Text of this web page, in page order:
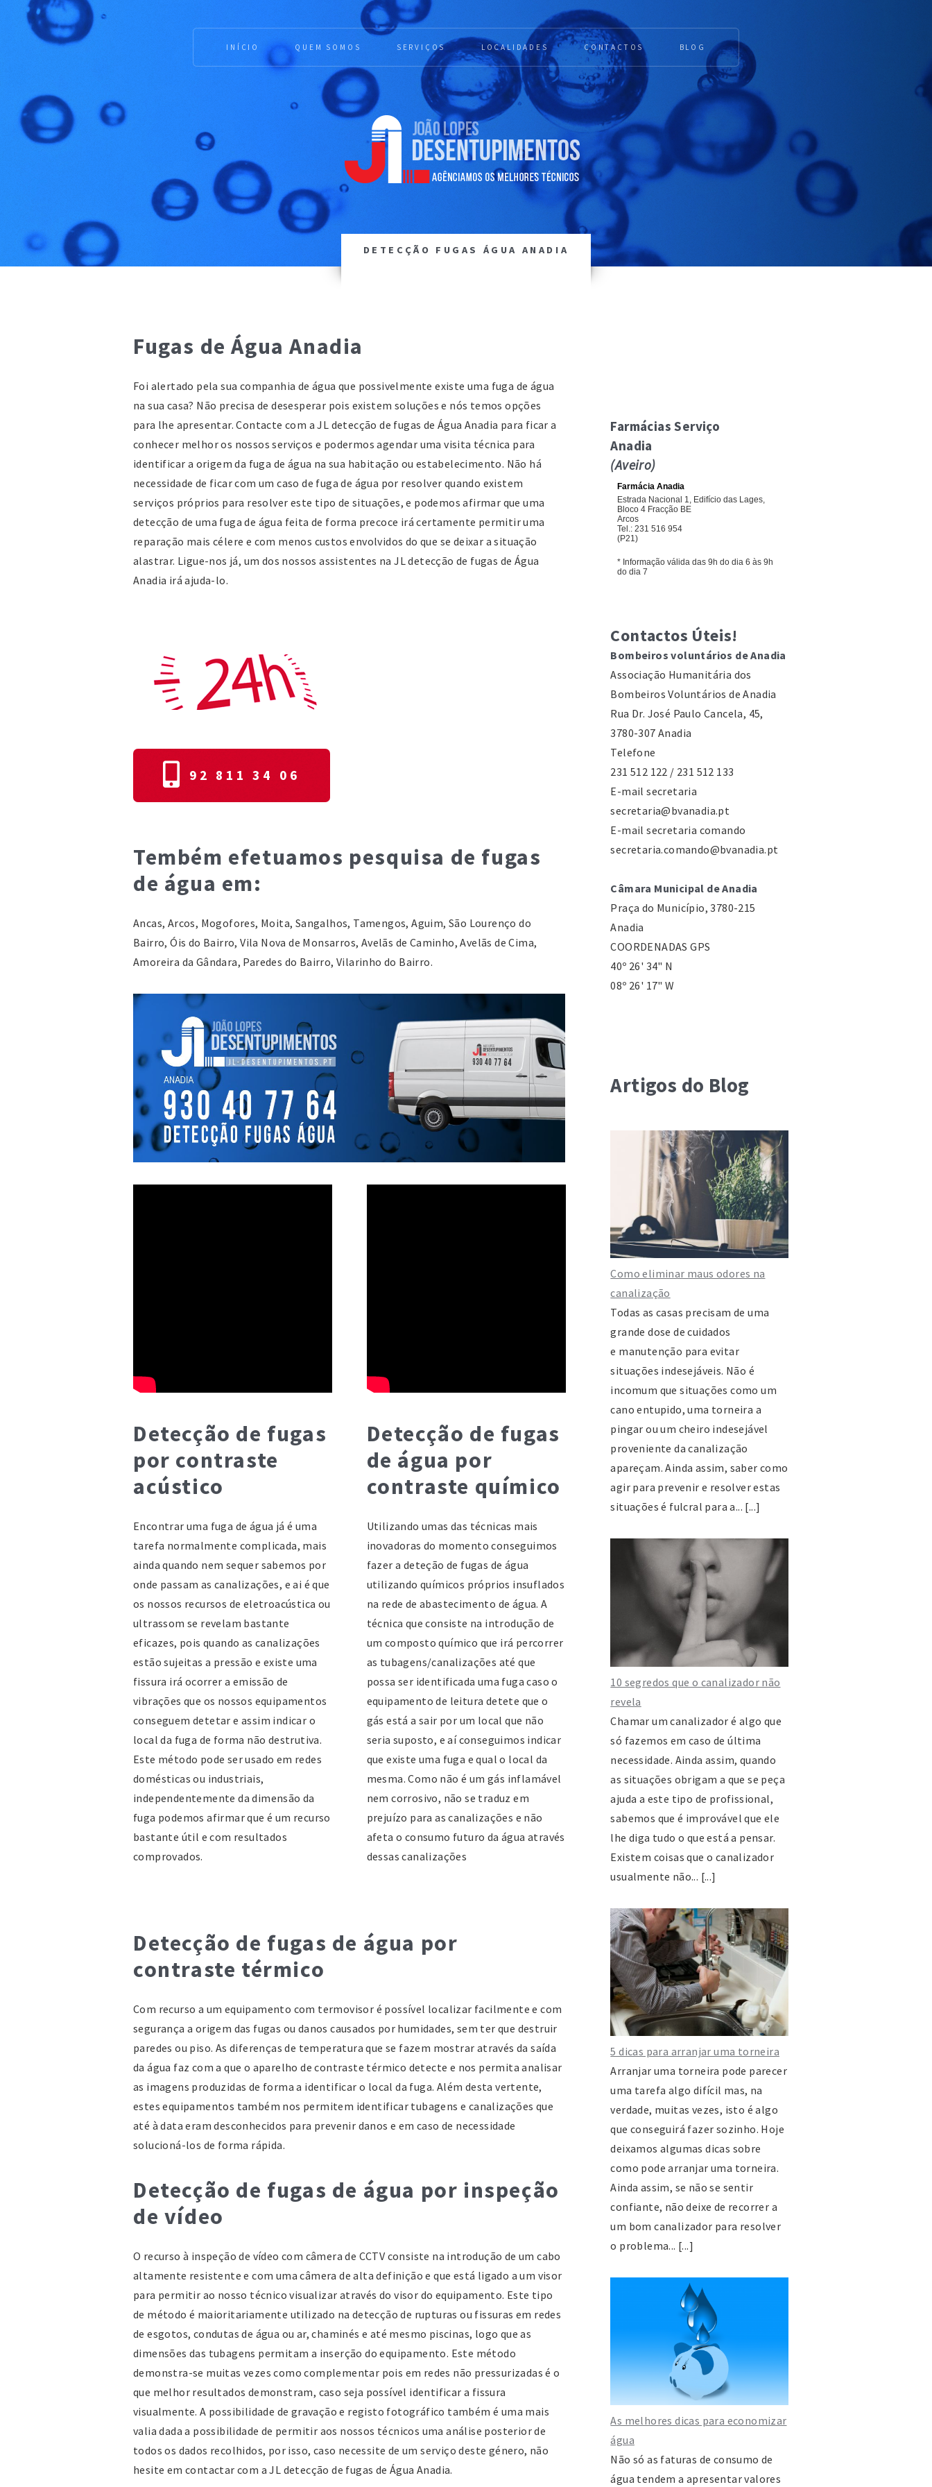
INÍCIO QUEM SOMOS SERVIÇOS LOCALIDADES CONTACTOS BLOG
DETECÇÃO FUGAS ÁGUA ANADIA
Fugas de Água Anadia
Foi alertado pela sua companhia de água que possivelmente existe uma fuga de água
na sua casa? Não precisa de desesperar pois existem soluções e nós temos opções
para lhe apresentar. Contacte com a JL detecção de fugas de Água Anadia para ficar a
conhecer melhor os nossos serviços e podermos agendar uma visita técnica para
identificar a origem da fuga de água na sua habitação ou estabelecimento. Não há
necessidade de ficar com um caso de fuga de água por resolver quando existem
serviços próprios para resolver este tipo de situações, e podemos afirmar que uma
detecção de uma fuga de água feita de forma precoce irá certamente permitir uma
reparação mais célere e com menos custos envolvidos do que se deixar a situação
alastrar. Ligue-nos já, um dos nossos assistentes na JL detecção de fugas de Água
Anadia irá ajuda-lo.
92 811 34 06
Tembém efetuamos pesquisa de fugas
de água em:
Ancas, Arcos, Mogofores, Moita, Sangalhos, Tamengos, Aguim, São Lourenço do
Bairro, Óis do Bairro, Vila Nova de Monsarros, Avelãs de Caminho, Avelãs de Cima,
Amoreira da Gândara, Paredes do Bairro, Vilarinho do Bairro.
Detecção de fugas
por contraste
acústico
Encontrar uma fuga de água já é uma
tarefa normalmente complicada, mais
ainda quando nem sequer sabemos por
onde passam as canalizações, e ai é que
os nossos recursos de eletroacústica ou
ultrassom se revelam bastante
eficazes, pois quando as canalizações
estão sujeitas a pressão e existe uma
fissura irá ocorrer a emissão de
vibrações que os nossos equipamentos
conseguem detetar e assim indicar o
local da fuga de forma não destrutiva.
Este método pode ser usado em redes
domésticas ou industriais,
independentemente da dimensão da
fuga podemos afirmar que é um recurso
bastante útil e com resultados
comprovados.
Detecção de fugas
de água por
contraste químico
Utilizando umas das técnicas mais
inovadoras do momento conseguimos
fazer a deteção de fugas de água
utilizando químicos próprios insuflados
na rede de abastecimento de água. A
técnica que consiste na introdução de
um composto químico que irá percorrer
as tubagens/canalizações até que
possa ser identificada uma fuga caso o
equipamento de leitura detete que o
gás está a sair por um local que não
seria suposto, e aí conseguimos indicar
que existe uma fuga e qual o local da
mesma. Como não é um gás inflamável
nem corrosivo, não se traduz em
prejuízo para as canalizações e não
afeta o consumo futuro da água através
dessas canalizações
Detecção de fugas de água por
contraste térmico
Com recurso a um equipamento com termovisor é possível localizar facilmente e com
segurança a origem das fugas ou danos causados por humidades, sem ter que destruir
paredes ou piso. As diferenças de temperatura que se fazem mostrar através da saída
da água faz com a que o aparelho de contraste térmico detecte e nos permita analisar
as imagens produzidas de forma a identificar o local da fuga. Além desta vertente,
estes equipamentos também nos permitem identificar tubagens e canalizações que
até à data eram desconhecidos para prevenir danos e em caso de necessidade
solucioná-los de forma rápida.
Detecção de fugas de água por inspeção
de vídeo
O recurso à inspeção de vídeo com câmera de CCTV consiste na introdução de um cabo
altamente resistente e com uma câmera de alta definição e que está ligado a um visor
para permitir ao nosso técnico visualizar através do visor do equipamento. Este tipo
de método é maioritariamente utilizado na detecção de rupturas ou fissuras em redes
de esgotos, condutas de água ou ar, chaminés e até mesmo piscinas, logo que as
dimensões das tubagens permitam a inserção do equipamento. Este método
demonstra-se muitas vezes como complementar pois em redes não pressurizadas é o
que melhor resultados demonstram, caso seja possível identificar a fissura
visualmente. A possibilidade de gravação e registo fotográfico também é uma mais
valia dada a possibilidade de permitir aos nossos técnicos uma análise posterior de
todos os dados recolhidos, por isso, caso necessite de um serviço deste género, não
hesite em contactar com a JL detecção de fugas de Água Anadia.
Farmácias Serviço
Anadia
(Aveiro)
Contactos Úteis!
Bombeiros voluntários de Anadia
Associação Humanitária dos
Bombeiros Voluntários de Anadia
Rua Dr. José Paulo Cancela, 45,
3780-307 Anadia
Telefone
231 512 122 / 231 512 133
E-mail secretaria
secretaria@bvanadia.pt
E-mail secretaria comando
secretaria.comando@bvanadia.pt
Câmara Municipal de Anadia
Praça do Município, 3780-215
Anadia
COORDENADAS GPS
40º 26' 34" N
08º 26' 17" W
Av. Engenheiro Tavares da Silva 1,
3780-202 Anadia
Telefone: 231 512 341
Junta de Freguesia de Avelãs de
Caminho
Rua da Escola, nº31, 3780-351
Avelãs de Caminho
234 741 290
junta@avelasdecaminho.pt
http://www.avelasdecaminho.pt/
Junta de Freguesia de Sangalhos
Avenida Dr. Seabra Dinis, 474, 3780-
111 Sangalhos
234 742 174
234 182 086
jfsangalhos@mail.telepac.pt
http://www.freguesiadesangalhos.eu
Rua do Cai Água, nº4, 3780-566 -
Vila Nova de Monsarros
231 516 466
231 516 466
jfvnm@sapo.pt
http://www.freguesiadevilanovademonsarros.eu
União das Freguesias de Arcos e
Mogofores
Rua do Centro Cultural, 3780-311 -
Anadia
231 511 703
231 511 703
ufarcosmogofores@gmail.com
www.uf-arcosemogofores.pt
União das Freguesias de
Rua das Palmeiras, nº 5, 3780-544
Tamengos
Sede: 231 512 541 , 231 516 730
Posto Correios: 231 525 337
Email:
jftamengos.secretaria@gmail.com
postocttcuria@outlook.pt
http://www.portalautarquico.pt/pt-
PT/entidades-
locais/freguesias/tamengos-
aguim-e-ois-do-bairro--anadia-/
Artigos do Blog
Como eliminar maus odores na
canalização
Todas as casas precisam de uma
grande dose de cuidados
e manutenção para evitar
situações indesejáveis. Não é
incomum que situações como um
cano entupido, uma torneira a
pingar ou um cheiro indesejável
proveniente da canalização
apareçam. Ainda assim, saber como
agir para prevenir e resolver estas
situações é fulcral para a... [...]
10 segredos que o canalizador não
revela
Chamar um canalizador é algo que
só fazemos em caso de última
necessidade. Ainda assim, quando
as situações obrigam a que se peça
ajuda a este tipo de profissional,
sabemos que é improvável que ele
lhe diga tudo o que está a pensar.
Existem coisas que o canalizador
usualmente não... [...]
5 dicas para arranjar uma torneira
Arranjar uma torneira pode parecer
uma tarefa algo difícil mas, na
verdade, muitas vezes, isto é algo
que conseguirá fazer sozinho. Hoje
deixamos algumas dicas sobre
como pode arranjar uma torneira.
Ainda assim, se não se sentir
confiante, não deixe de recorrer a
um bom canalizador para resolver
o problema... [...]
As melhores dicas para economizar
água
Não só as faturas de consumo de
água tendem a apresentar valores